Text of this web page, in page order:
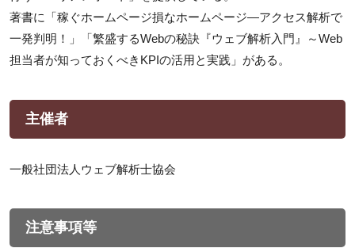
著書に「稼ぐホームページ損なホームページ―アクセス解析で
一発判明！」「繁盛するWebの秘訣『ウェブ解析入門』～Web
担当者が知っておくべきKPIの活用と実践」がある。
主催者
一般社団法人ウェブ解析士協会
注意事項等